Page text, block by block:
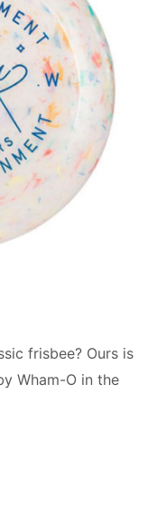
frisbee? Ours is
Wham-O in the